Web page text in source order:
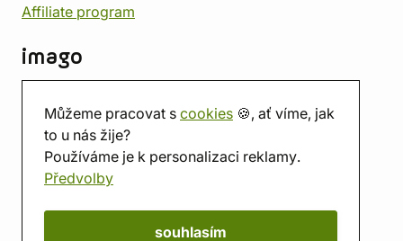
Můžeme pracovat s cookies 🍪, ať víme, jak
to u nás žije?
Používáme je k personalizaci reklamy.
Předvolby
souhlasím
Affiliate program
imago
Prodejna
Herna
O nás
Hodnocení obchodu